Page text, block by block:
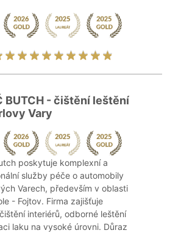
BUTCH - čištění leštění
Vary
poskytuje komplexní a
služby péče o automobily
Varech, především v oblasti
- Fojtov. Firma zajišťuje
interiérů, odborné leštění
laku na vysoké úrovni. Důraz